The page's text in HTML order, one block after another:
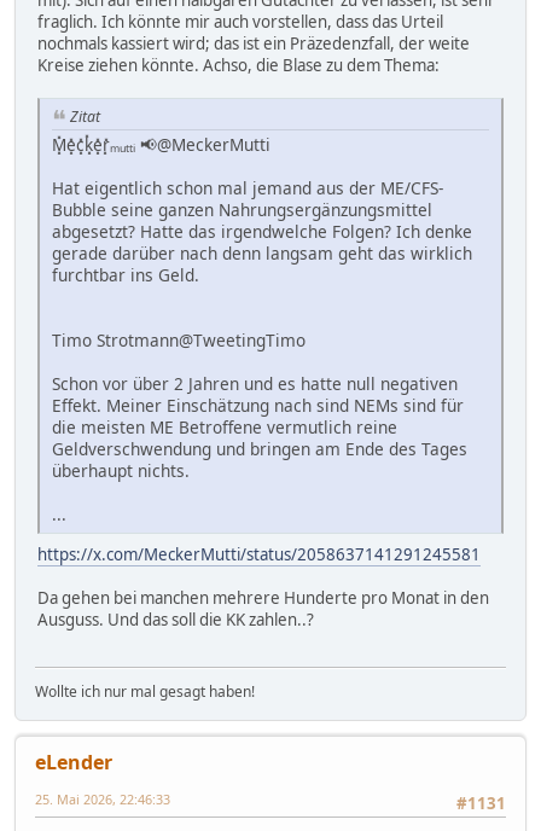
fraglich. Ich könnte mir auch vorstellen, dass das Urteil
nochmals kassiert wird; das ist ein Präzedenzfall, der weite
Kreise ziehen könnte. Achso, die Blase zu dem Thema:
Zitat
M͓̽e͓̽c͓̽k͓̽e͓̽r͓̽ₘᵤₜₜᵢ 📢@MeckerMutti
Hat eigentlich schon mal jemand aus der ME/CFS-
Bubble seine ganzen Nahrungsergänzungsmittel
abgesetzt? Hatte das irgendwelche Folgen? Ich denke
gerade darüber nach denn langsam geht das wirklich
furchtbar ins Geld.
Timo Strotmann@TweetingTimo
Schon vor über 2 Jahren und es hatte null negativen
Effekt. Meiner Einschätzung nach sind NEMs sind für
die meisten ME Betroffene vermutlich reine
Geldverschwendung und bringen am Ende des Tages
überhaupt nichts.
...
https://x.com/MeckerMutti/status/2058637141291245581
Da gehen bei manchen mehrere Hunderte pro Monat in den
Ausguss. Und das soll die KK zahlen..?
Wollte ich nur mal gesagt haben!
eLender
#1131
25. Mai 2026, 22:46:33